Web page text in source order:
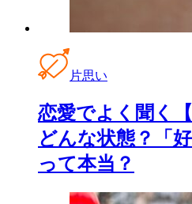
片思い
恋愛でよく聞く
どんな状態？「
って本当？